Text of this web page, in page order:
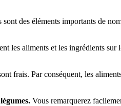
des éléments importants de
les aliments et les ingrédients
frais. Par conséquent, les
Vous remarquerez